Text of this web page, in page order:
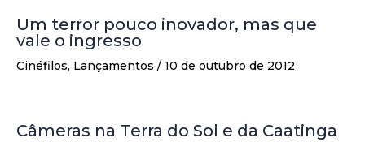
Um terror pouco inovador, mas que
vale o ingresso
Cinéfilos, Lançamentos / 10 de outubro de 2012
Câmeras na Terra do Sol e da Caatinga